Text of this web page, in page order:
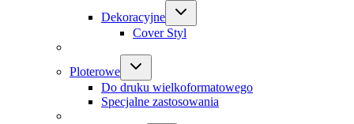
Dekoracyjne
Cover Styl
Ploterowe
Do druku wielkoformatowego
Specjalne zastosowania